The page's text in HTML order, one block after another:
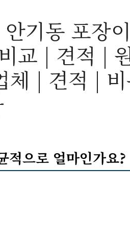
기동 포장
교 | 견적 |
체 | 견적 |
적으로 얼마인가요?